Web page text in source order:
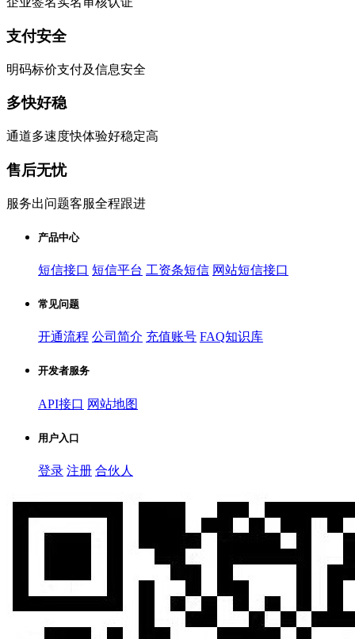
支付安全
明码标价支付及信息安全
多快好稳
通道多速度快体验好稳定高
售后无忧
服务出问题客服全程跟进
产品中心
短信接口 短信平台 工资条短信 网站短信接口
常见问题
开通流程 公司简介 充值账号 FAQ知识库
开发者服务
API接口 网站地图
用户入口
登录 注册 合伙人